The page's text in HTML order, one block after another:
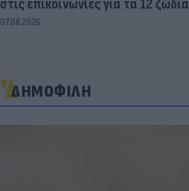
στις επικοινωνίες για τα 12 ζώδια
07.08.2026
ΔΗΜΟΦΙΛΗ